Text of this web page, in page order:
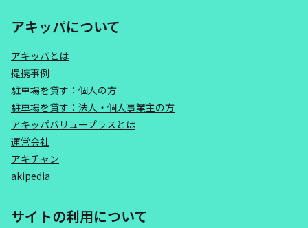
アキッパについて
アキッパとは
提携事例
駐車場を貸す：個人の方
駐車場を貸す：法人・個人事業主の方
アキッパバリュープラスとは
運営会社
アキチャン
akipedia
サイトの利用について